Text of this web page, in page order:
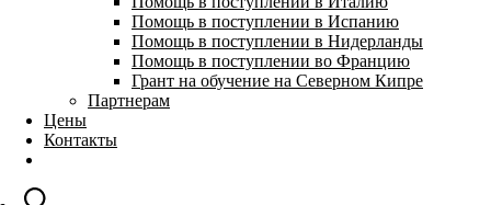
Помощь в поступлении в Испанию
Помощь в поступлении в Нидерланды
Помощь в поступлении во Францию
Грант на обучение на Северном Кипре
Партнерам
Цены
Контакты